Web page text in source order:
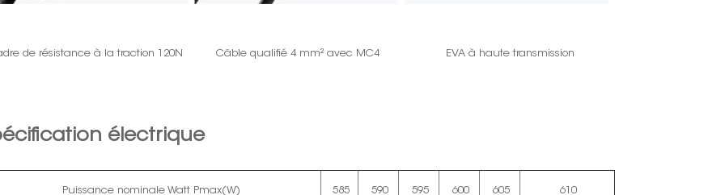
de résistance à la traction 120N Câble qualifié 4 mm² avec MC4 EVA à haute transmission
électrique
Puissance nominale Watt Pmax(W) 585 590 595 600 605 610